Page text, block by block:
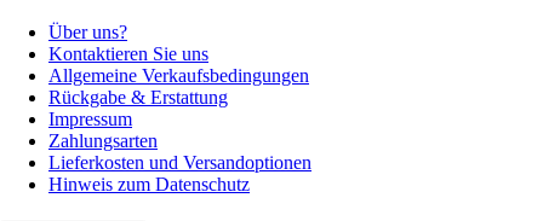
Über uns?
Kontaktieren Sie uns
Allgemeine Verkaufsbedingungen
Rückgabe & Erstattung
Impressum
Zahlungsarten
Lieferkosten und Versandoptionen
Hinweis zum Datenschutz